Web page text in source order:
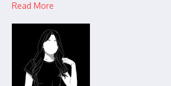
Read More